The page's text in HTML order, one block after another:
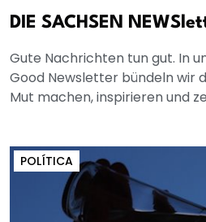
DIE SACHSEN
Gute Nachrichten tun gut. In
Good Newsletter bündeln wir
Mut machen, inspirieren und
POLÍTICA